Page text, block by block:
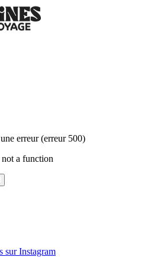
erreur (erreur 500)
a function
surInstagram